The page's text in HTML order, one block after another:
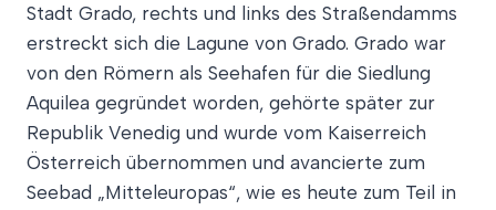
Stadt Grado, rechts und links des Straßendamms
erstreckt sich die Lagune von Grado. Grado war
von den Römern als Seehafen für die Siedlung
Aquilea gegründet worden, gehörte später zur
Republik Venedig und wurde vom Kaiserreich
Österreich übernommen und avancierte zum
Seebad „Mitteleuropas“, wie es heute zum Teil in